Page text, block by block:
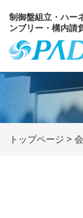
制御盤組立・ハー
ンブリー・構内請
トップページ >